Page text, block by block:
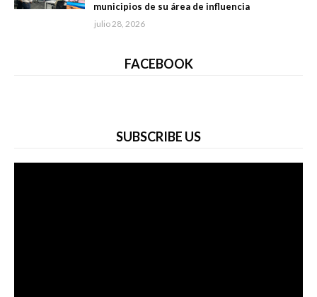
municipios de su área de influencia
julio 28, 2026
FACEBOOK
SUBSCRIBE US